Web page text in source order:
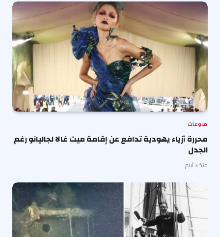
منوعات
محررة أزياء يهودية تدافع عن إقامة ميت غالا لجاليانو رغم
الجدل
منذ 3 أيام